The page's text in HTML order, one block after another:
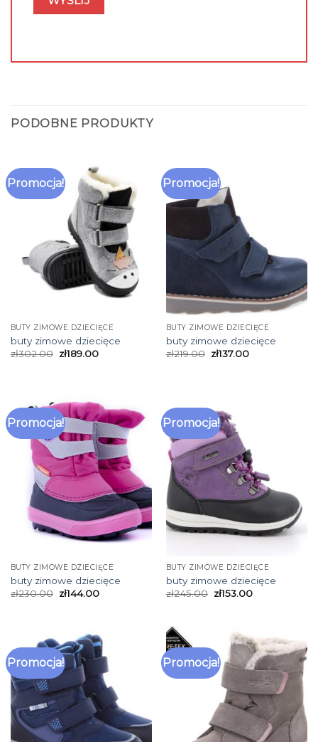
PODOBNE PRODUKTY
Promocja!
BUTY ZIMOWE DZIECIĘCE
buty zimowe dziecięce
zł302.00 zł189.00
Promocja!
BUTY ZIMOWE DZIECIĘCE
buty zimowe dziecięce
zł219.00 zł137.00
Promocja!
BUTY ZIMOWE DZIECIĘCE
buty zimowe dziecięce
zł230.00 zł144.00
Promocja!
BUTY ZIMOWE DZIECIĘCE
buty zimowe dziecięce
zł245.00 zł153.00
Promocja! Promocja!